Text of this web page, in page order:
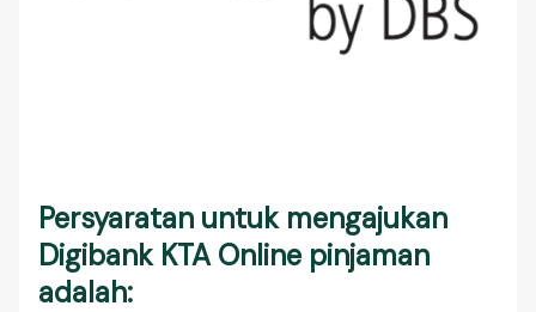
Persyaratan untuk mengajukan
Digibank KTA Online pinjaman
adalah: